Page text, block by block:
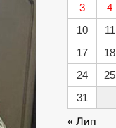
3
4
10
11
17
18
24
25
31
« Лип